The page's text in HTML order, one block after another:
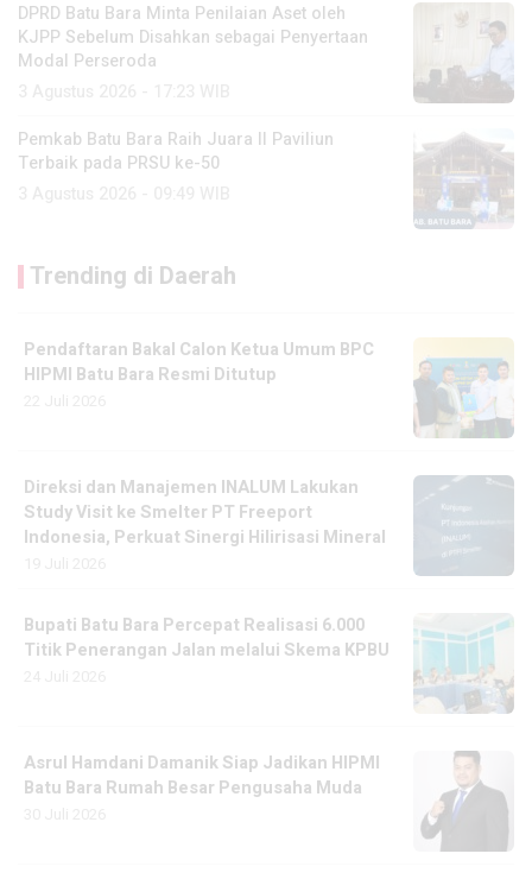
DPRD Batu Bara Minta Penilaian Aset oleh
KJPP Sebelum Disahkan sebagai Penyertaan
Modal Perseroda
Pemkab Batu Bara Raih Juara II Paviliun
Terbaik pada PRSU ke-50
Trending di Daerah
Pendaftaran Bakal Calon Ketua Umum BPC
HIPMI Batu Bara Resmi Ditutup
Direksi dan Manajemen INALUM Lakukan
Study Visit ke Smelter PT Freeport
Indonesia, Perkuat Sinergi Hilirisasi Mineral
Bupati Batu Bara Percepat Realisasi 6.000
Titik Penerangan Jalan melalui Skema KPBU
Asrul Hamdani Damanik Siap Jadikan HIPMI
Batu Bara Rumah Besar Pengusaha Muda